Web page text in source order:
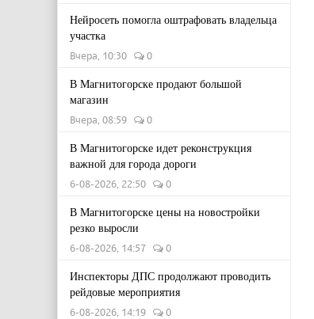
Нейросеть помогла оштрафовать владельца
участка
Вчера, 10:30 0
В Магнитогорске продают большой
магазин
Вчера, 08:59 0
В Магнитогорске идет реконструкция
важной для города дороги
6-08-2026, 22:50 0
В Магнитогорске цены на новостройки
резко выросли
6-08-2026, 14:57 0
Инспекторы ДПС продолжают проводить
рейдовые мероприятия
6-08-2026, 14:19 0